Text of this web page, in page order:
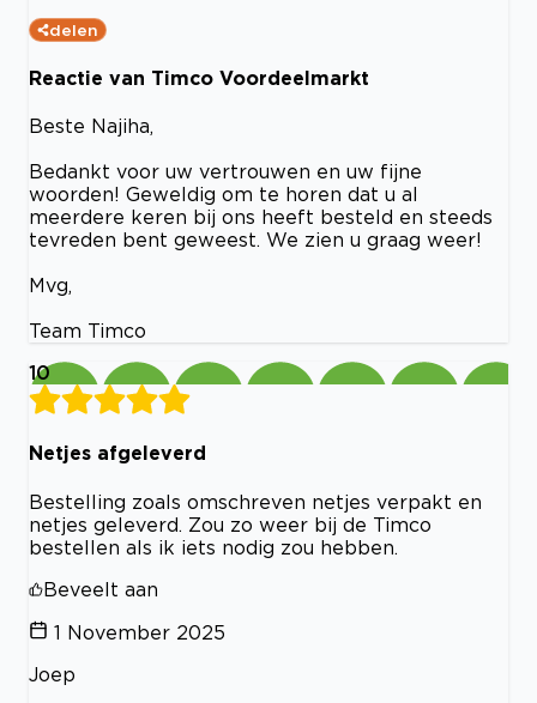
delen
Reactie van Timco Voordeelmarkt
Beste Najiha,
Bedankt voor uw vertrouwen en uw fijne
woorden! Geweldig om te horen dat u al
meerdere keren bij ons heeft besteld en steeds
tevreden bent geweest. We zien u graag weer!
Mvg,
Team Timco
10
Netjes afgeleverd
Bestelling zoals omschreven netjes verpakt en
netjes geleverd. Zou zo weer bij de Timco
bestellen als ik iets nodig zou hebben.
Beveelt aan
1 November 2025
Joep